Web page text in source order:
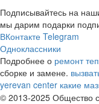
Подписывайтесь на
мы дарим подарки
ВКонтакте Telegram
Одноклассники
Подробнее о ремонт
сборке и замене.
yerevan center какие
© 2013-2025 Общество с